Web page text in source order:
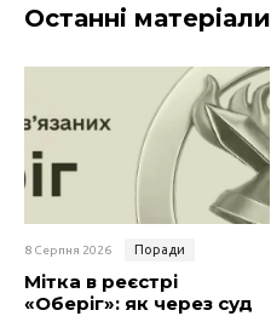
Останні матеріали
8 Серпня 2026 Поради
Мітка в реєстрі
«Оберіг»: як через суд